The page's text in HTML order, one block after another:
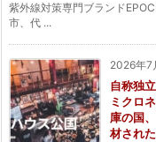
紫外線対策専門ブランド
市、代 ...
2026年7
自称独
ミクロ
庫の国
材され